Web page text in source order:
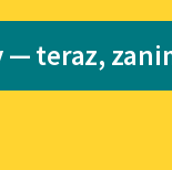
— teraz,